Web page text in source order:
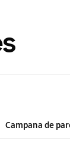
Campana de